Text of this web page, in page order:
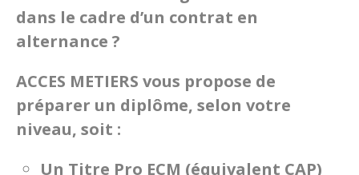
dans le cadre d’un contrat en
alternance ?
ACCES METIERS vous propose de
préparer un diplôme, selon votre
niveau, soit :
Un Titre Pro ECM (équivalent CAP)